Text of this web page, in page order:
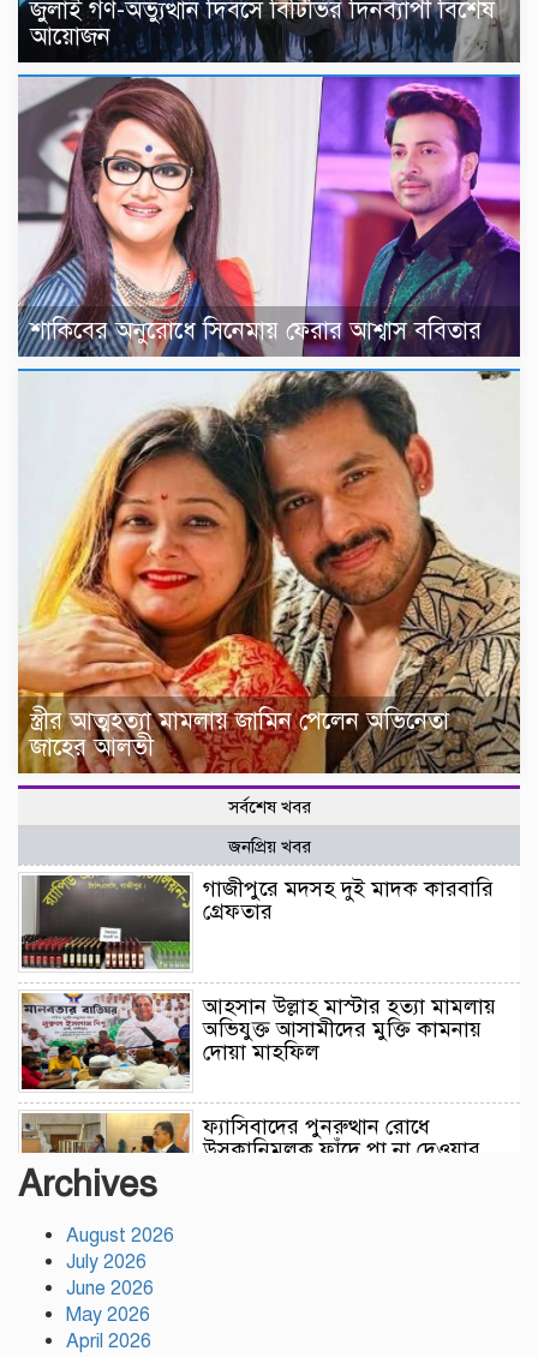
জুলাই গণ-অভ্যুত্থান দিবসে বিটিভির দিনব্যাপী বিশেষ
আয়োজন
শাকিবের অনুরোধে সিনেমায় ফেরার আশ্বাস ববিতার
স্ত্রীর আত্মহত্যা মামলায় জামিন পেলেন অভিনেতা
জাহের আলভী
সর্বশেষ খবর
জনপ্রিয় খবর
গাজীপুরে মদসহ দুই মাদক কারবারি
গ্রেফতার
আহসান উল্লাহ মাস্টার হত্যা মামলায়
অভিযুক্ত আসামীদের মুক্তি কামনায়
দোয়া মাহফিল
ফ্যাসিবাদের পুনরুত্থান রোধে
উসকানিমূলক ফাঁদে পা না দেওয়ার
Archives
August 2026
July 2026
June 2026
May 2026
April 2026